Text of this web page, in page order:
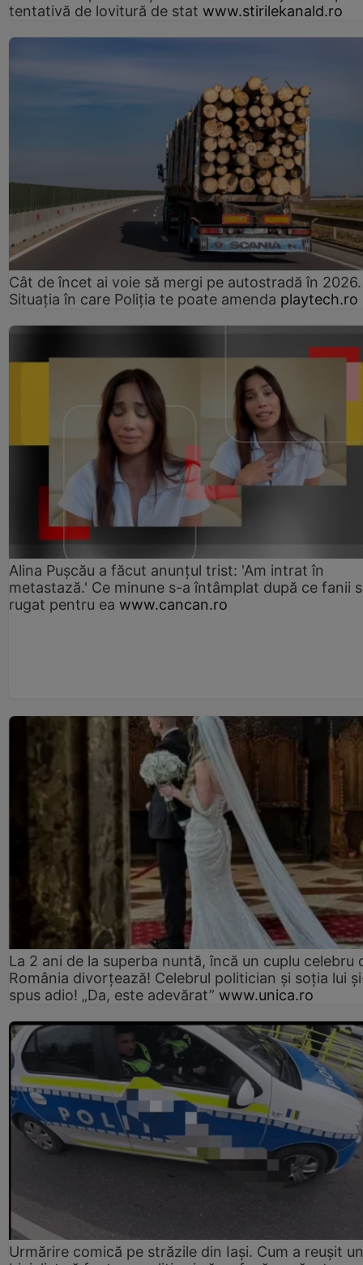
tentativă de lovitură de stat www.stirilekanald.ro
Cât de încet ai voie să mergi pe autostradă în 2026.
Situația în care Poliția te poate amenda playtech.ro
Alina Pușcău a făcut anunțul trist: 'Am intrat în
metastază.' Ce minune s-a întâmplat după ce fanii
rugat pentru ea www.cancan.ro
La 2 ani de la superba nuntă, încă un cuplu celebru
România divorțează! Celebrul politician și soția lui
spus adio! „Da, este adevărat” www.unica.ro
Urmărire comică pe străzile din Iași. Cum a reușit un